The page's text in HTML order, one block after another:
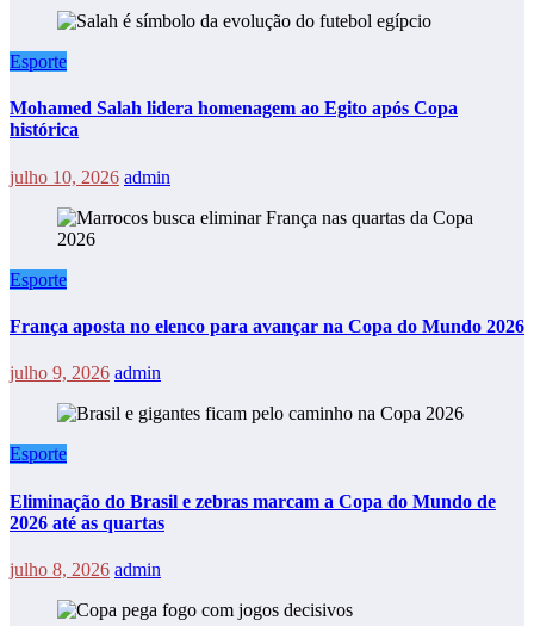
Esporte
Mohamed Salah lidera homenagem ao Egito após Copa
histórica
julho 10, 2026 admin
Esporte
França aposta no elenco para avançar na Copa do Mundo 2026
julho 9, 2026 admin
Esporte
Eliminação do Brasil e zebras marcam a Copa do Mundo de
2026 até as quartas
julho 8, 2026 admin